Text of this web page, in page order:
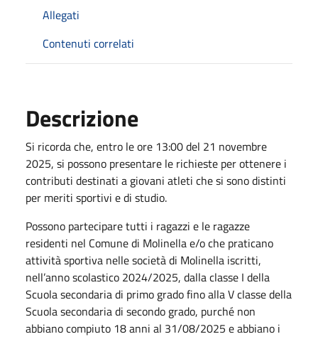
Allegati
Contenuti correlati
Descrizione
Si ricorda che, entro le ore 13:00 del 21 novembre
2025, si possono presentare le richieste per ottenere i
contributi destinati a giovani atleti che si sono distinti
per meriti sportivi e di studio.
Possono partecipare tutti i ragazzi e le ragazze
residenti nel Comune di Molinella e/o che praticano
attività sportiva nelle società di Molinella iscritti,
nell’anno scolastico 2024/2025, dalla classe I della
Scuola secondaria di primo grado fino alla V classe della
Scuola secondaria di secondo grado, purché non
abbiano compiuto 18 anni al 31/08/2025 e abbiano i